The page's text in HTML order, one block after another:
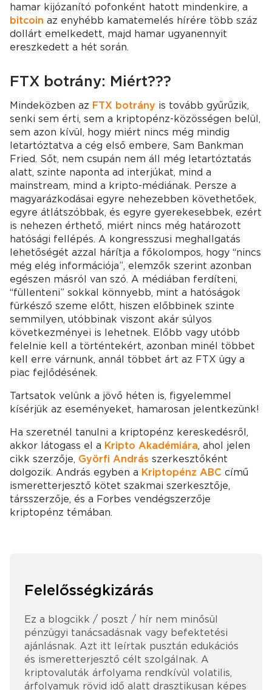
hamar kijózanító pofonként hatott mindenkire, a
bitcoin az enyhébb kamatemelés hírére több száz
dollárt emelkedett, majd hamar ugyanennyit
ereszkedett a hét során.
FTX botrány: Miért???
Mindeközben az FTX botrány is tovább gyűrűzik,
senki sem érti, sem a kriptopénz-közösségen belül,
sem azon kívül, hogy miért nincs még mindig
letartóztatva a cég első embere, Sam Bankman
Fried. Sőt, nem csupán nem áll még letartóztatás
alatt, szinte naponta ad interjúkat, mind a
mainstream, mind a kripto-médiának. Persze a
magyarázkodásai egyre nehezebben követhetőek,
egyre átlátszóbbak, és egyre gyerekesebbek, ezért
is nehezen érthető, miért nincs még határozott
hatósági fellépés. A kongresszusi meghallgatás
lehetőségét azzal hárítja a főkolompos, hogy “nincs
még elég információja”, elemzők szerint azonban
egészen másról van szó. A médiában ferdíteni,
“füllenteni” sokkal könnyebb, mint a hatóságok
fürkésző szeme előtt, hiszen előbbinek szinte
semmilyen, utóbbinak viszont akár súlyos
következményei is lehetnek. Előbb vagy utóbb
felelnie kell a történtekért, azonban minél többet
kell erre várnunk, annál többet árt az FTX ügy a
piac fejlődésének.
Tartsatok velünk a jövő héten is, figyelemmel
kísérjük az eseményeket, hamarosan jelentkezünk!
Ha szeretnél tanulni a kriptopénz kereskedésről,
akkor látogass el a Kripto Akadémiára, ahol jelen
cikk szerzője, Györfi András szerkesztőként
dolgozik. András egyben a Kriptopénz ABC című
ismeretterjesztő kötet szakmai szerkesztője,
társszerzője, és a Forbes vendégszerzője
kriptopénz témában.
Felelősségkizárás
Ez a blogcikk / poszt / hír nem minősül
pénzügyi tanácsadásnak vagy befektetési
ajánlásnak. Azt itt leírtak pusztán edukációs
és ismeretterjesztő célt szolgálnak. A
kriptovaluták árfolyama rendkívül volatilis,
árfolyamuk rövid idő alatt drasztikusan képes